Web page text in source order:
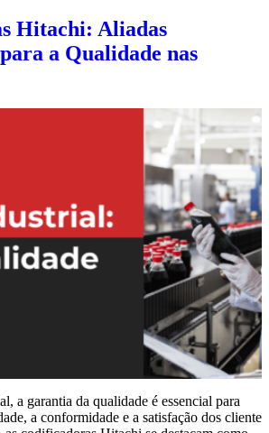
Hitachi: Aliadas
a Qualidade nas
a garantia da qualidade é essencial para
a conformidade e a satisfação dos